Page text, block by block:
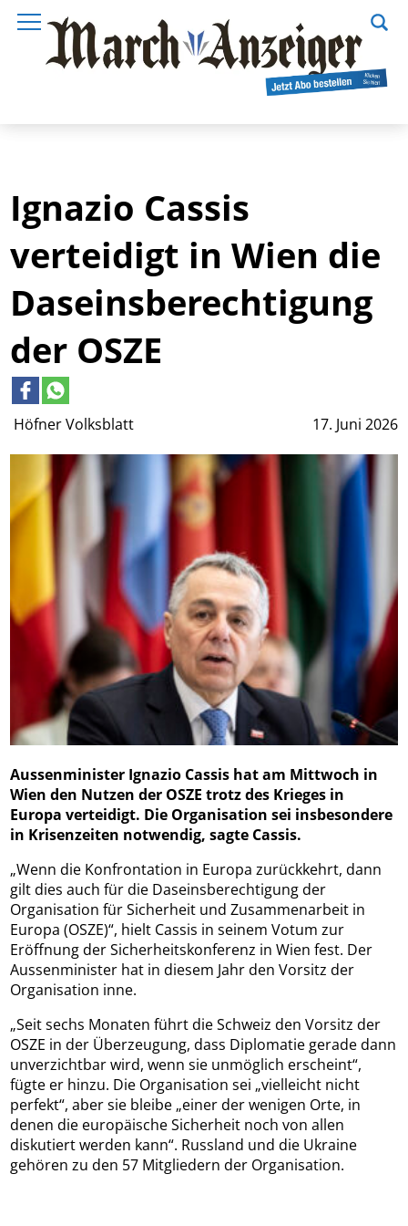
Höfner Volksblatt 17. Juni 2026
Ignazio Cassis
verteidigt in Wien die
Daseinsberechtigung
der OSZE
Aussenminister Ignazio Cassis hat am Mittwoch in
Wien den Nutzen der OSZE trotz des Krieges in
Europa verteidigt. Die Organisation sei insbesondere
in Krisenzeiten notwendig, sagte Cassis.
„Wenn die Konfrontation in Europa zurückkehrt, dann
gilt dies auch für die Daseinsberechtigung der
Organisation für Sicherheit und Zusammenarbeit in
Europa (OSZE)“, hielt Cassis in seinem Votum zur
Eröffnung der Sicherheitskonferenz in Wien fest. Der
Aussenminister hat in diesem Jahr den Vorsitz der
Organisation inne.
„Seit sechs Monaten führt die Schweiz den Vorsitz der
OSZE in der Überzeugung, dass Diplomatie gerade dann
unverzichtbar wird, wenn sie unmöglich erscheint“,
fügte er hinzu. Die Organisation sei „vielleicht nicht
perfekt“, aber sie bleibe „einer der wenigen Orte, in
denen die europäische Sicherheit noch von allen
diskutiert werden kann“. Russland und die Ukraine
gehören zu den 57 Mitgliedern der Organisation.